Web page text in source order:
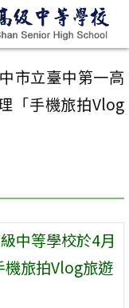
市立臺中第一高
「手機旅拍Vlog
中等學校於4月
旅拍Vlog旅遊